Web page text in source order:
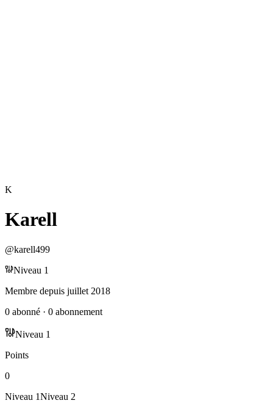
K
Karell
@karell499
Niveau 1
Membre depuis juillet 2018
0 abonné · 0 abonnement
Niveau 1
Points
0
Niveau 1Niveau 2